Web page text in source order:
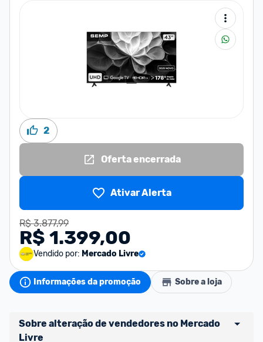
2
Oferta encerrada
Ativar Alerta
R$ 3.877,99
R$ 1.399,00
Vendido por: Mercado Livre
Informações da promoção Sobre a loja
Sobre alteração de vendedores no Mercado
Livre